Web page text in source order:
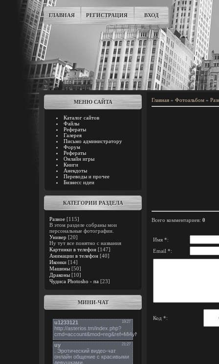
ГЛАВНАЯ РЕГИСТРАЦИЯ ВХОД
МЕНЮ САЙТА
Каталог сайтов
Файлы
Рефераты
Галерея
Письмо администратору
Форум
Рефераты
Онлайн игры
Книги
Анекдоты
Переводы и прочее
Бизнесс идеи
КАТЕГОРИИ РАЗДЕЛА
Разное [115]
В этом разделе собраны мои
персональные фотографии.
Универ [20]
Ну тут все понятно с названия
Картинки в телефон [147]
Анимации в телефон [40]
Иконки [14]
Машины [50]
Драконы [10]
Чудиса Photosho - па [23]
МИНИ-ЧАТ
Главная » Фотоальбом »
Всего комментариев: 0
Имя *:
Email *:
Код *: